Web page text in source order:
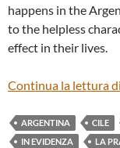
happens in the
to the helpless
effect in their lives.
Continua la lettura di
ARGENTINA CILE
IN EVIDENZA
LA